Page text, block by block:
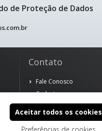
de Proteção de Dados
Contato
Fale Conosco
Cadastre-se
Aceitar todos os cookies